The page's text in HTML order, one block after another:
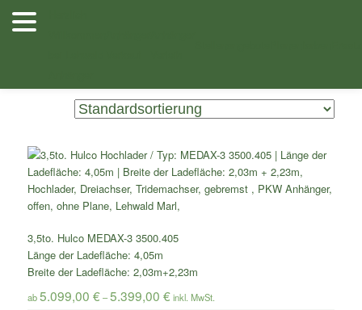
Zum
Inhalt
Zum
sekundären
Shop
3,5to. Hulco MEDAX-3 3500.405
Länge der Ladefläche: 4,05m
Breite der Ladefläche: 2,03m+2,23m
ab5.099,00€–5.399,00€